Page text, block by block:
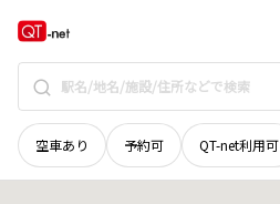
空車あり 予約可 QT-net利用可
茨城県